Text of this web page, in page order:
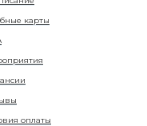
карты
оплаты